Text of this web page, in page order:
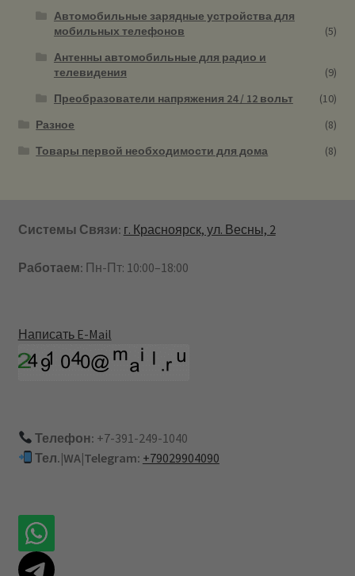
Автомобильные зарядные устройства для
мобильных телефонов
(5)
Антенны автомобильные для радио и
телевидения
(9)
Преобразователи напряжения 24 / 12 вольт
(10)
Разное
(8)
Товары первой необходимости для дома
(8)
Системы Связи: г. Красноярск, ул. Весны, 2
Работаем: Пн-Пт: 10:00–18:00
Написать E-Mail
Телефон: +7-391-249-1040
Тел.|WA|Telegram: +79029904090